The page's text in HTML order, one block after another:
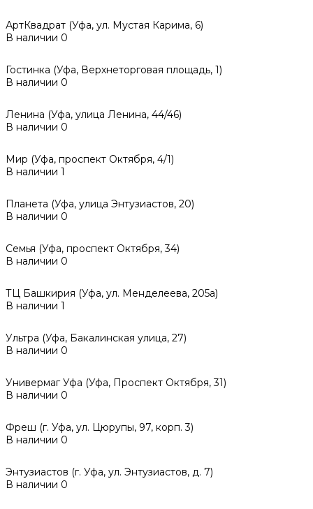
АртКвадрат (Уфа, ул. Мустая Карима, 6)
В наличии 0
Гостинка (Уфа, Верхнеторговая площадь, 1)
В наличии 0
Ленина (Уфа, улица Ленина, 44/46)
В наличии 0
Мир (Уфа, проспект Октября, 4/1)
В наличии 1
Планета (Уфа, улица Энтузиастов, 20)
В наличии 0
Семья (Уфа, проспект Октября, 34)
В наличии 0
ТЦ Башкирия (Уфа, ул. Менделеева, 205а)
В наличии 1
Ультра (Уфа, Бакалинская улица, 27)
В наличии 0
Универмаг Уфа (Уфа, Проспект Октября, 31)
В наличии 0
Фреш (г‌. Уфа, ул. Цюрупы, 97, корп. 3)
В наличии 0
Энтузиастов (г. Уфа, ул. Энтузиастов, д. 7)
В наличии 0